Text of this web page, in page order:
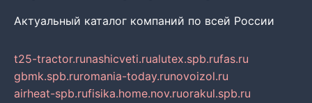
Актуальный каталог компаний по всей России
t25-tractor.runashicveti.rualutex.spb.rufas.ru
gbmk.spb.ruromania-today.runovoizol.ru
airheat-spb.rufisika.home.nov.ruorakul.spb.ru